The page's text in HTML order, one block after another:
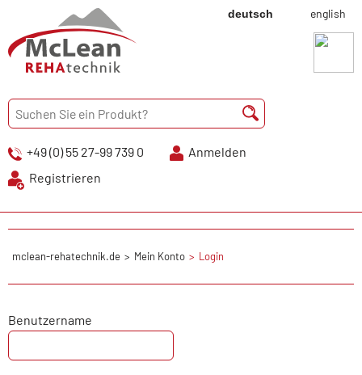
deutsch english
+49 (0) 55 27-99 739 0
Anmelden
Registrieren
mclean-rehatechnik.de Mein Konto Login
Benutzername